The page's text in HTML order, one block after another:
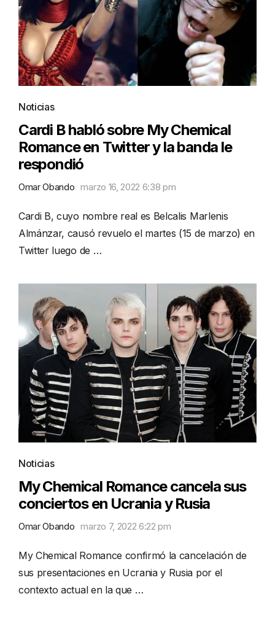
Noticias
Cardi B habló sobre My Chemical
Romance en Twitter y la banda le
respondió
Omar Obando marzo 16, 2022 6:38 pm
Cardi B, cuyo nombre real es Belcalis Marlenis
Almánzar, causó revuelo el martes (15 de marzo) en
Twitter luego de …
Noticias
My Chemical Romance cancela sus
conciertos en Ucrania y Rusia
Omar Obando marzo 7, 2022 6:22 pm
My Chemical Romance confirmó la cancelación de
sus presentaciones en Ucrania y Rusia por el
contexto actual en la que …